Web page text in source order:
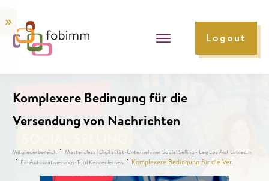
Logout
Komplexere Bedingung für die
Versendung von Nachrichten
Mitgliederbereich
Masterclass | Digitalität-Unternehmer Social Selling - Leg Los Auf LinkedIn
Ein Automatisierungs-Tool Kennenlernen
Komplexere Bedingung für die Versendung von Nachrichten